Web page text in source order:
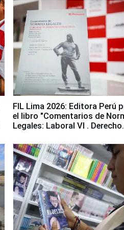
FIL Lima 2026: Editora Perú
el libro "Comentarios de
Legales: Laboral Vl . Derecho